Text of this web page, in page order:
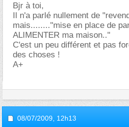
Bjr à toi,
Il n'a parlé nullement de
mais........"mise en place de
ALIMENTER ma maison.."
C'est un peu différent et pas
des choses !
A+
08/07/2009, 12h13